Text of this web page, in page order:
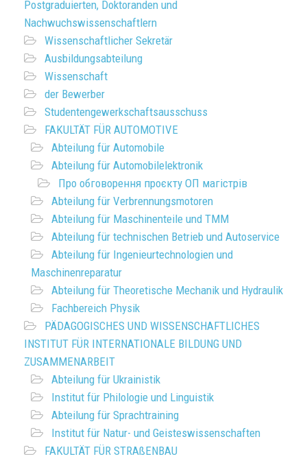
Postgraduierten, Doktoranden und
Nachwuchswissenschaftlern
Wissenschaftlicher Sekretär
Ausbildungsabteilung
Wissenschaft
der Bewerber
Studentengewerkschaftsausschuss
FAKULTÄT FÜR AUTOMOTIVE
Abteilung für Automobile
Abteilung für Automobilelektronik
Про обговорення проєкту ОП магістрів
Abteilung für Verbrennungsmotoren
Abteilung für Maschinenteile und TMM
Abteilung für technischen Betrieb und Autoservice
Abteilung für Ingenieurtechnologien und
Maschinenreparatur
Abteilung für Theoretische Mechanik und Hydraulik
Fachbereich Physik
PÄDAGOGISCHES UND WISSENSCHAFTLICHES
INSTITUT FÜR INTERNATIONALE BILDUNG UND
ZUSAMMENARBEIT
Abteilung für Ukrainistik
Institut für Philologie und Linguistik
Abteilung für Sprachtraining
Institut für Natur- und Geisteswissenschaften
FAKULTÄT FÜR STRAßENBAU